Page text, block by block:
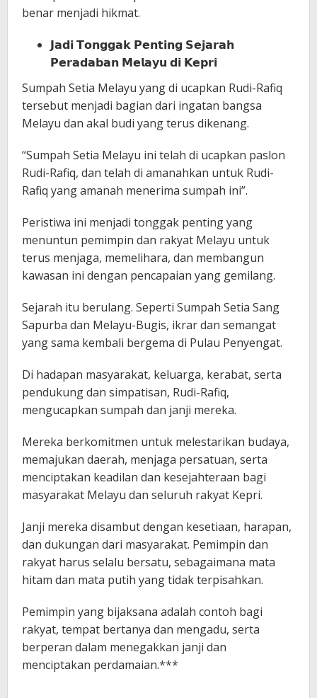
benar menjadi hikmat.
𝗝𝗮𝗱𝗶 𝗧𝗼𝗻𝗴𝗴𝗮𝗸 𝗣𝗲𝗻𝘁𝗶𝗻𝗴 𝗦𝗲𝗷𝗮𝗿𝗮𝗵
𝗣𝗲𝗿𝗮𝗱𝗮𝗯𝗮𝗻 𝗠𝗲𝗹𝗮𝘆𝘂 𝗱𝗶 𝗞𝗲𝗽𝗿𝗶
Sumpah Setia Melayu yang di ucapkan Rudi-Rafiq
tersebut menjadi bagian dari ingatan bangsa
Melayu dan akal budi yang terus dikenang.
“Sumpah Setia Melayu ini telah di ucapkan paslon
Rudi-Rafiq, dan telah di amanahkan untuk Rudi-
Rafiq yang amanah menerima sumpah ini”.
Peristiwa ini menjadi tonggak penting yang
menuntun pemimpin dan rakyat Melayu untuk
terus menjaga, memelihara, dan membangun
kawasan ini dengan pencapaian yang gemilang.
Sejarah itu berulang. Seperti Sumpah Setia Sang
Sapurba dan Melayu-Bugis, ikrar dan semangat
yang sama kembali bergema di Pulau Penyengat.
Di hadapan masyarakat, keluarga, kerabat, serta
pendukung dan simpatisan, Rudi-Rafiq,
mengucapkan sumpah dan janji mereka.
Mereka berkomitmen untuk melestarikan budaya,
memajukan daerah, menjaga persatuan, serta
menciptakan keadilan dan kesejahteraan bagi
masyarakat Melayu dan seluruh rakyat Kepri.
Janji mereka disambut dengan kesetiaan, harapan,
dan dukungan dari masyarakat. Pemimpin dan
rakyat harus selalu bersatu, sebagaimana mata
hitam dan mata putih yang tidak terpisahkan.
Pemimpin yang bijaksana adalah contoh bagi
rakyat, tempat bertanya dan mengadu, serta
berperan dalam menegakkan janji dan
menciptakan perdamaian.***